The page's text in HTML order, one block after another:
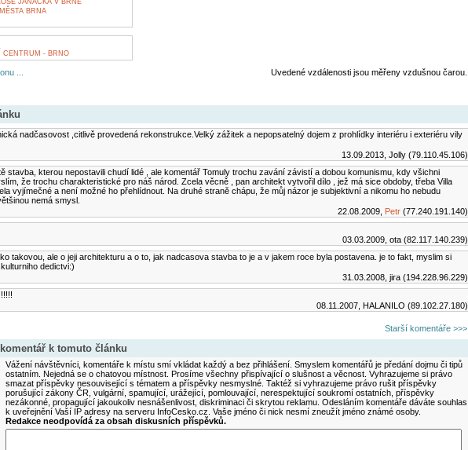
JANÁČKA V BRNĚ
BRNA
CENTRUM - BRNO
... Uvedené vzdálenosti jsou měřeny vzdušnou čarou.
nadčasovost ,citlivě provedená rekonstrukce.Velký zážitek a nepopsatelný dojem z prohlídky interiéru i exteriéru vily
13.09.2013, Jolly (79.110.45.106)
stavba, kterou nepostavili chudí lidé , ale komentář Tomuly trochu zavání závistí a dobou komunismu, kdy všichni
že trochu charakteristické pro náš národ. Zcela věcně , pan architekt vytvořil dílo , jež má sice obdoby, třeba Villa
vyjímečné a není možné ho přehlídnout. Na druhé straně chápu, že můj názor je subjektivní a nikomu ho nebudu
nemá smysl.
22.08.2009, Petr (77.240.191.140)
03.03.2009, ota (82.117.140.239)
takovou, ale o jeji architekturu a o to, jak nadcasova stavba to je a v jakem roce byla postavena. je to fakt, myslim si
dedictvi:)
31.03.2008, jira (194.228.96.229)
08.11.2007, HALANILO (89.102.27.180)
Starší komentáře >>>
k tomuto článku
Vážení návštěvníci, komentáře k místu smí vkládat každý a bez přihlášení. Smyslem komentářů je předání dojmu či tipů
ostatním. Nejedná se o chatovou místnost. Prosíme všechny přispívající o slušnost a věcnost. Vyhrazujeme si právo
smazat příspěvky nesouvisející s tématem a příspěvky nesmyslné. Taktéž si vyhrazujeme právo rušit příspěvky
porušující zákony ČR, vulgární, spamující, urážející, pomlouvající, nerespektující soukromí ostatních, příspěvky
nezákonné, propagující jakoukoliv nesnášenlivost, diskriminaci či skrytou reklamu. Odesláním komentáře dáváte souhlas
k uveřejnění Vaší IP adresy na serveru InfoCesko.cz. Vaše jméno či nick nesmí zneužít jméno známé osoby.
Redakce neodpovídá za obsah diskusních příspěvků.